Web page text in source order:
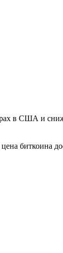
в США и
биткоина